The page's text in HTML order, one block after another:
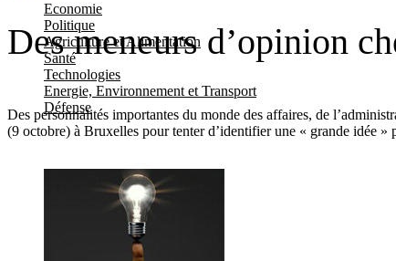
Economie
Politique
Agriculture et Alimentation
Santé
Technologies
Energie, Environnement et Transport
Défense
Des meneurs d’opinion
Des personnalités importantes du monde des affaires, de
(9 octobre) à Bruxelles pour tenter d’identifier une « grande idée